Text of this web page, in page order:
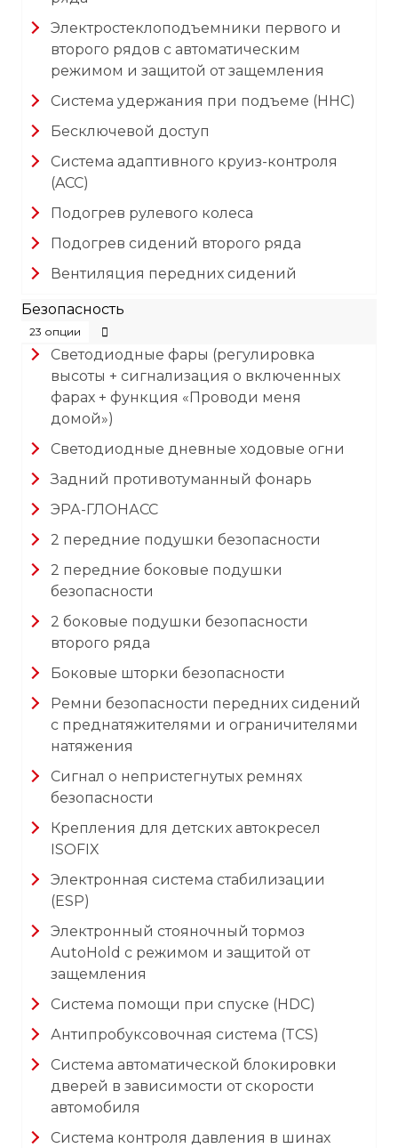
Электростеклоподъемники первого и
второго рядов с автоматическим
режимом и защитой от защемления
Система удержания при подъеме (HHC)
Бесключевой доступ
Система адаптивного круиз-контроля
(ACC)
Подогрев рулевого колеса
Подогрев сидений второго ряда
Вентиляция передних сидений
Безопасность
23 опции
Светодиодные фары (регулировка
высоты + сигнализация о включенных
фарах + функция «Проводи меня
домой»)
Светодиодные дневные ходовые огни
Задний противотуманный фонарь
ЭРА-ГЛОНАСС
2 передние подушки безопасности
2 передние боковые подушки
безопасности
2 боковые подушки безопасности
второго ряда
Боковые шторки безопасности
Ремни безопасности передних сидений
с преднатяжителями и ограничителями
натяжения
Сигнал о непристегнутых ремнях
безопасности
Крепления для детских автокресел
ISOFIX
Электронная система стабилизации
(ESP)
Электронный стояночный тормоз
AutoHold c режимом и защитой от
защемления
Система помощи при спуске (HDC)
Антипробуксовочная система (TCS)
Система автоматической блокировки
дверей в зависимости от скорости
автомобиля
Система контроля давления в шинах